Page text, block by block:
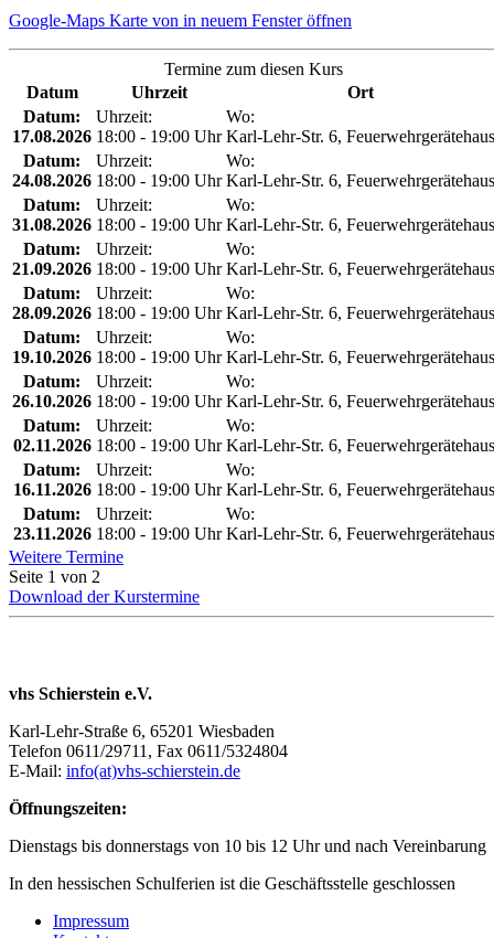
Google-Maps Karte von in neuem Fenster öffnen
Termine zum diesen Kurs
Datum
Uhrzeit
Ort
Datum:
17.08.2026
Uhrzeit:
18:00 - 19:00 Uhr
Wo:
Karl-Lehr-Str. 6, Feuerwehrgerätehaus
Datum:
24.08.2026
Uhrzeit:
18:00 - 19:00 Uhr
Wo:
Karl-Lehr-Str. 6, Feuerwehrgerätehaus
Datum:
31.08.2026
Uhrzeit:
18:00 - 19:00 Uhr
Wo:
Karl-Lehr-Str. 6, Feuerwehrgerätehaus
Datum:
21.09.2026
Uhrzeit:
18:00 - 19:00 Uhr
Wo:
Karl-Lehr-Str. 6, Feuerwehrgerätehaus
Datum:
28.09.2026
Uhrzeit:
18:00 - 19:00 Uhr
Wo:
Karl-Lehr-Str. 6, Feuerwehrgerätehaus
Datum:
19.10.2026
Uhrzeit:
18:00 - 19:00 Uhr
Wo:
Karl-Lehr-Str. 6, Feuerwehrgerätehaus
Datum:
26.10.2026
Uhrzeit:
18:00 - 19:00 Uhr
Wo:
Karl-Lehr-Str. 6, Feuerwehrgerätehaus
Datum:
02.11.2026
Uhrzeit:
18:00 - 19:00 Uhr
Wo:
Karl-Lehr-Str. 6, Feuerwehrgerätehaus
Datum:
16.11.2026
Uhrzeit:
18:00 - 19:00 Uhr
Wo:
Karl-Lehr-Str. 6, Feuerwehrgerätehaus
Datum:
23.11.2026
Uhrzeit:
18:00 - 19:00 Uhr
Wo:
Karl-Lehr-Str. 6, Feuerwehrgerätehaus
Weitere Termine
Seite 1 von 2
Download der Kurstermine
vhs Schierstein e.V.
Karl-Lehr-Straße 6, 65201 Wiesbaden
Telefon 0611/29711, Fax 0611/5324804
E-Mail: info(at)vhs-schierstein.de
Öffnungszeiten:
Dienstags bis donnerstags von 10 bis 12 Uhr und nach Vereinbarung
In den hessischen Schulferien ist die Geschäftsstelle geschlossen
Impressum